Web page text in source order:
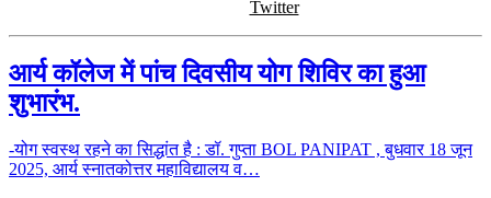
Twitter
आर्य कॉलेज में पांच दिवसीय योग शिविर का हुआ
शुभारंभ.
-योग स्वस्थ रहने का सिद्धांत है : डॉ. गुप्ता BOL PANIPAT , बुधवार 18 जून
2025, आर्य स्नातकोत्तर महाविद्यालय व…